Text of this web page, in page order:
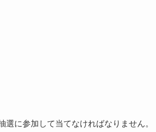
に参加して当てなければなりません。